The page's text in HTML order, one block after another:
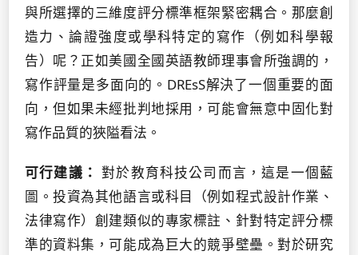
與所選擇的三維度評分標準框架緊密耦合。那麼創
造力、論證強度或學科特定的寫作（例如科學報
告）呢？正如美國全國英語教師理事會所強調的，
寫作評量是多面向的。DREsS解決了一個重要的面
向，但如果未經批判地採用，可能會無意中固化對
寫作品質的狹隘看法。
可行建議： 對於教育科技公司而言，這是一個藍
圖。投資為其他語言或科目（例如程式設計作業、
法律寫作）創建類似的專家標註、針對特定評分標
準的資料集，可能成為巨大的競爭壁壘。對於研究